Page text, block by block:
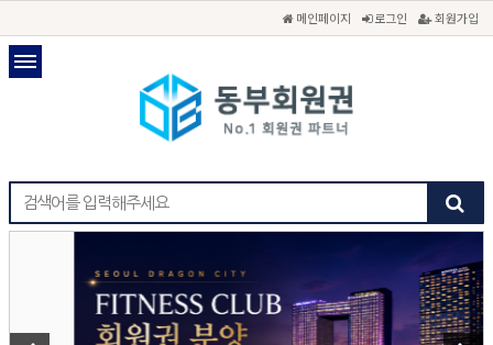
메인페이지 로그인 회원가입